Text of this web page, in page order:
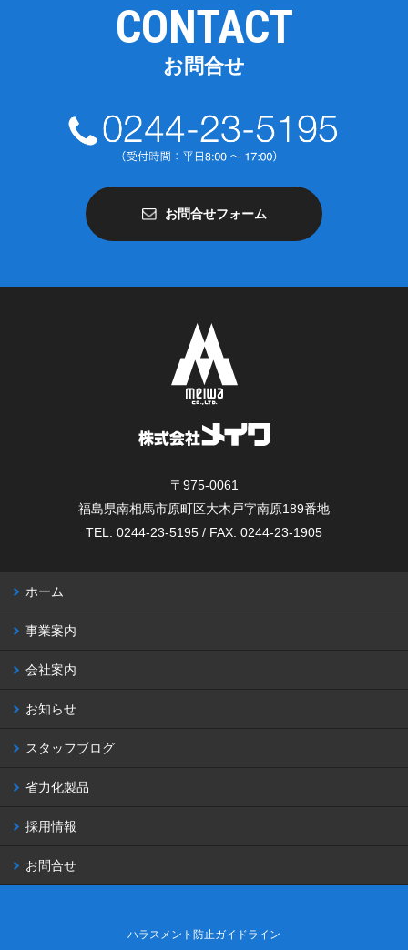
CONTACT
お問合せ
お問合せフォーム
〒975-0061
福島県南相馬市原町区大木戸字南原189番地
TEL: 0244-23-5195 / FAX: 0244-23-1905
ホーム
事業案内
会社案内
お知らせ
スタッフブログ
省力化製品
採用情報
お問合せ
ハラスメント防止ガイドライン